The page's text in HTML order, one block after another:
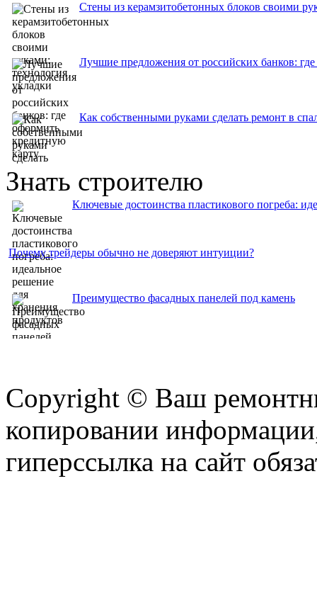
Стены из керамзитобетонных блоков своими
Лучшие предложения от российских банков:
Как собственными руками сделать ремонт в
Знать строителю
Ключевые достоинства пластикового погреба:
Почему трейдеры обычно не доверяют интуиции?
Преимущество фасадных панелей под камень
Copyright © Ваш
копировании
гиперссылка на сайт